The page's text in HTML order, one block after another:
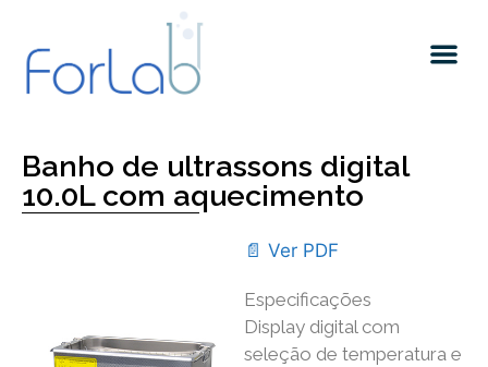
Banho de ultrassons digital
10.0L com aquecimento
📄 Ver PDF
Especificações
Display digital com
seleção de temperatura e